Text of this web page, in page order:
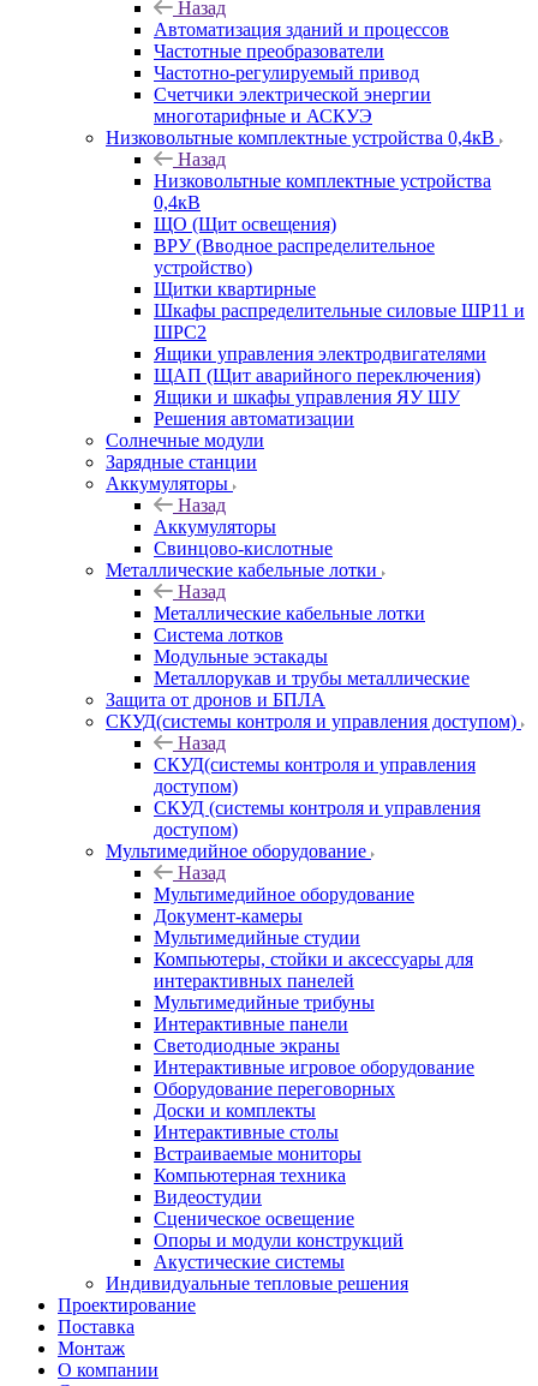
Назад
Автоматизация зданий и процессов
Частотные преобразователи
Частотно-регулируемый привод
Счетчики электрической энергии
многотарифные и АСКУЭ
Низковольтные комплектные устройства 0,4кВ
Назад
Низковольтные комплектные устройства
0,4кВ
ЩО (Щит освещения)
ВРУ (Вводное распределительное
устройство)
Щитки квартирные
Шкафы распределительные силовые ШР11 и
ШРС2
Ящики управления электродвигателями
ЩАП (Щит аварийного переключения)
Ящики и шкафы управления ЯУ ШУ
Решения автоматизации
Солнечные модули
Зарядные станции
Аккумуляторы
Назад
Аккумуляторы
Свинцово-кислотные
Металлические кабельные лотки
Назад
Металлические кабельные лотки
Система лотков
Модульные эстакады
Металлорукав и трубы металлические
Защита от дронов и БПЛА
СКУД(системы контроля и управления доступом)
Назад
СКУД(системы контроля и управления
доступом)
СКУД (системы контроля и управления
доступом)
Мультимедийное оборудование
Назад
Мультимедийное оборудование
Документ-камеры
Мультимедийные студии
Компьютеры, стойки и аксессуары для
интерактивных панелей
Мультимедийные трибуны
Интерактивные панели
Светодиодные экраны
Интерактивные игровое оборудование
Оборудование переговорных
Доски и комплекты
Интерактивные столы
Встраиваемые мониторы
Компьютерная техника
Видеостудии
Cценическое освещение
Опоры и модули конструкций
Акустические системы
Индивидуальные тепловые решения
Проектирование
Поставка
Монтаж
О компании